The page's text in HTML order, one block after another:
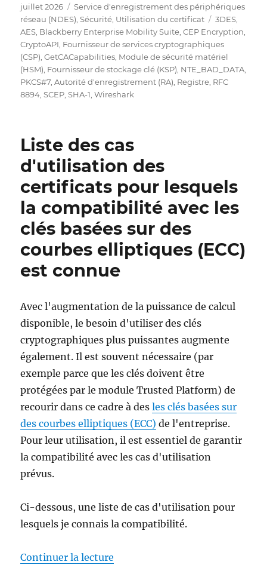
Publié
le
juillet 2026 Catégories
Service d'enregistrement des périphériques
réseau (NDES) ,Sécurité Utilisation du certificat Étiquettes
3DES
AES Blackberry Enterprise Mobility Suite ,CEP Encryption
CryptoAPI Fournisseur de services cryptographiques
(CSP) ,GetCACapabilities Module de sécurité matériel
(HSM) Fournisseur de stockage clé (KSP) NTE_BAD_DATA
PKCS#7 ,Autorité d'enregistrement (RA) Registre RFC
8894 ,SCEP ,SHA-1 ,Wireshark
Liste des cas
d'utilisation des
certificats pour lesquels
la compatibilité avec les
clés basées sur des
courbes elliptiques (ECC)
est connue
Avec l'augmentation de la puissance de calcul
disponible, le besoin d'utiliser des clés
cryptographiques plus puissantes augmente
également. Il est souvent nécessaire (par
exemple parce que les clés doivent être
protégées par le module Trusted Platform) de
recourir dans ce cadre à desles clés basées sur
des courbes elliptiques (ECC) de l'entreprise.
Pour leur utilisation, il est essentiel de garantir
la compatibilité avec les cas d'utilisation
prévus.
Ci-dessous, une liste de cas d'utilisation pour
lesquels je connais la compatibilité.
Continuer la lecture